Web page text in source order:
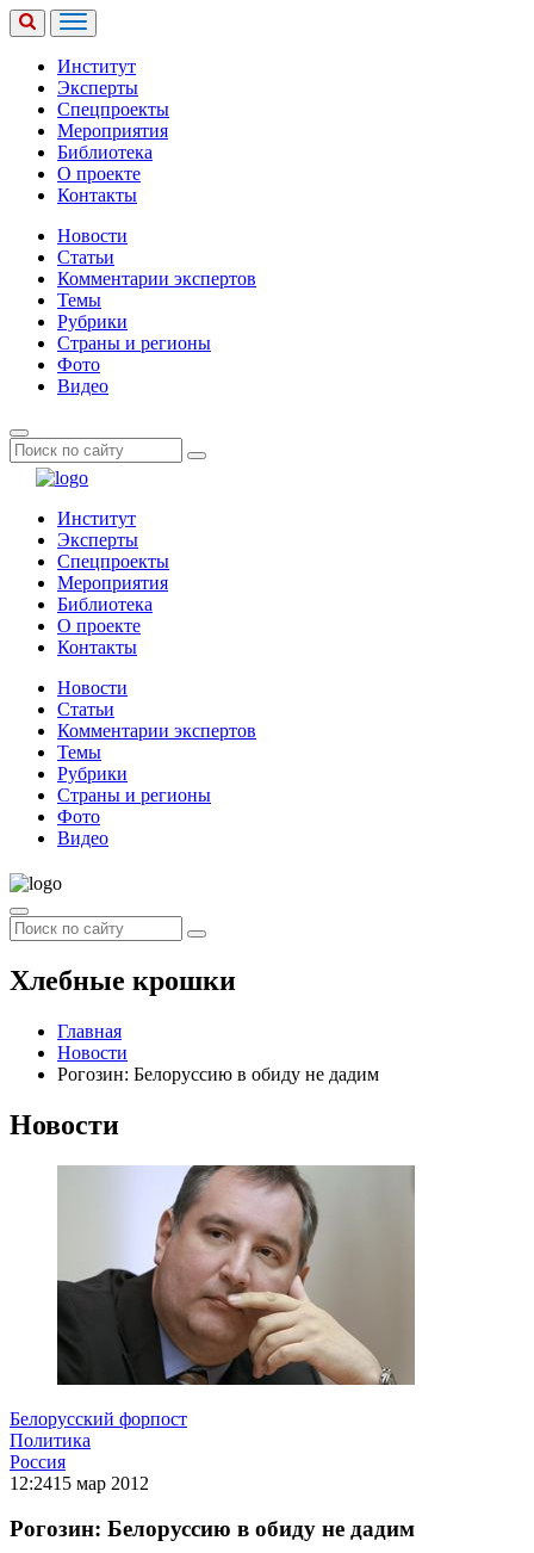
Институт
Эксперты
Спецпроекты
Мероприятия
Библиотека
О проекте
Контакты
Новости
Статьи
Комментарии экспертов
Темы
Рубрики
Страны и регионы
Фото
Видео
Институт
Эксперты
Спецпроекты
Мероприятия
Библиотека
О проекте
Контакты
Новости
Статьи
Комментарии экспертов
Темы
Рубрики
Страны и регионы
Фото
Видео
Хлебные крошки
Главная
Новости
Рогозин: Белоруссию в обиду не дадим
Новости
Белорусский форпост
Политика
Россия
12:2415 мар 2012
Рогозин: Белоруссию в обиду не дадим